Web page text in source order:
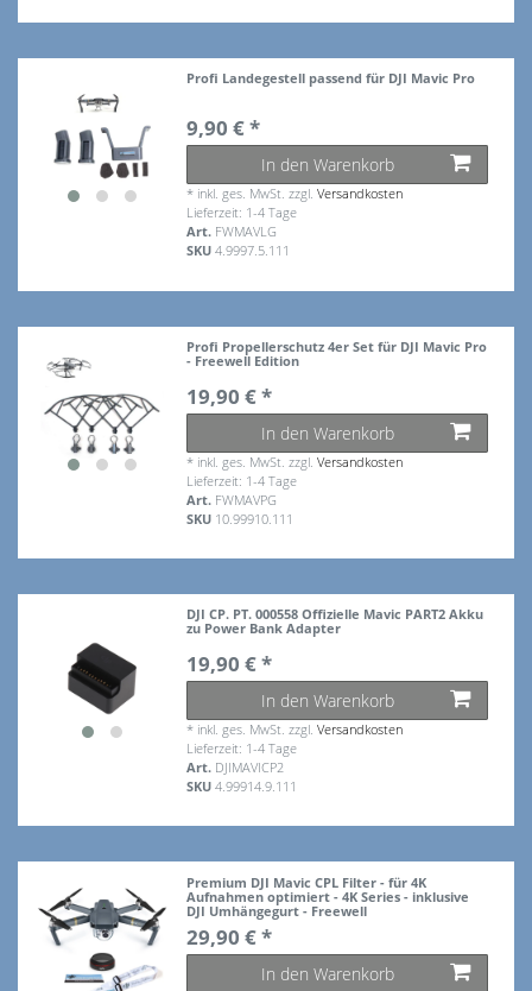
Profi Landegestell passend für DJI Mavic Pro
9,90 € *
In den Warenkorb
* inkl. ges. MwSt. zzgl.Versandkosten
Lieferzeit: 1-4 Tage
Art. FWMAVLG
SKU4.9997.5.111
Profi Propellerschutz 4er Set für DJI Mavic Pro
- Freewell Edition
19,90 € *
In den Warenkorb
* inkl. ges. MwSt. zzgl.Versandkosten
Lieferzeit: 1-4 Tage
Art. FWMAVPG
SKU 10.99910.111
DJI CP. PT. 000558 Offizielle Mavic PART2 Akku
zu Power Bank Adapter
19,90 € *
In den Warenkorb
* inkl. ges. MwSt. zzgl.Versandkosten
Lieferzeit: 1-4 Tage
Art. DJIMAVICP2
SKU4.99914.9.111
Premium DJI Mavic CPL Filter - für 4K
Aufnahmen optimiert - 4K Series - inklusive
DJI Umhängegurt - Freewell
29,90 € *
In den Warenkorb